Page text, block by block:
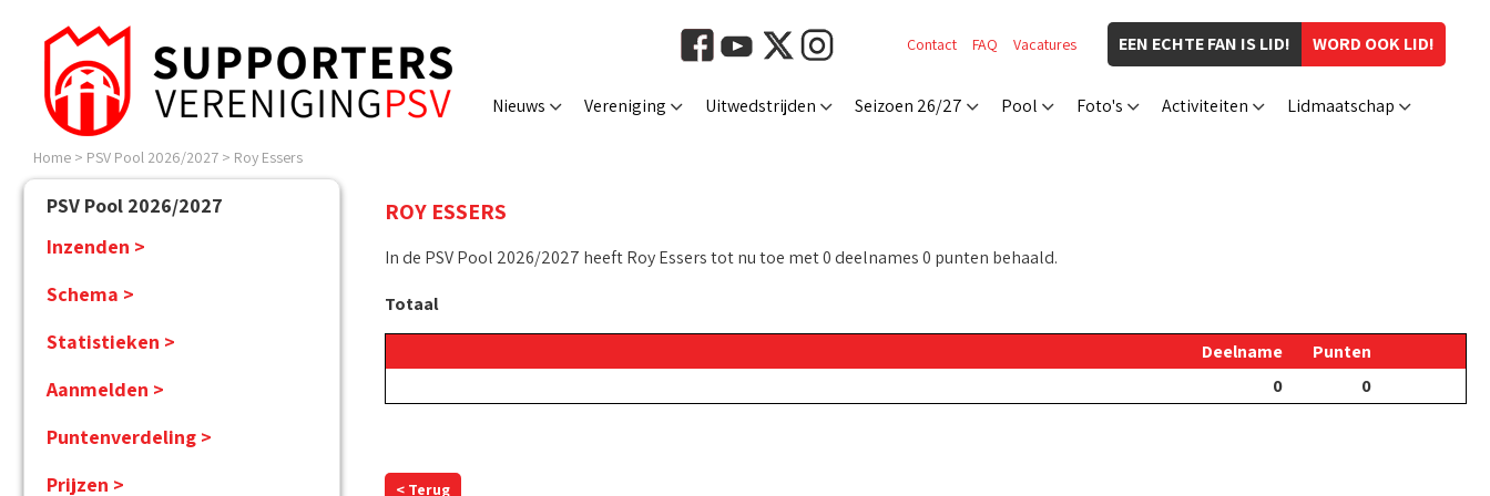
WORD OOK LID!
EEN ECHTE FAN IS LID!
Contact FAQ Vacatures
Nieuws Vereniging Uitwedstrijden Seizoen 26/27 Pool Foto's Activiteiten Lidmaatschap
Home > PSV Pool 2026/2027 > Roy Essers
PSV Pool 2026/2027
Inzenden >
Schema >
Statistieken >
Aanmelden >
Puntenverdeling >
Prijzen >
ROY ESSERS
In de PSV Pool 2026/2027 heeft Roy Essers tot nu toe met 0 deelnames 0 punten behaald.
Totaal
Deelname
Punten
0
0
< Terug